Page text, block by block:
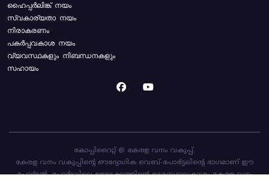
ഹൈപ്പർലിങ്ക് നയം
സ്വകാര്യതാ നയം
നിരാകരണം
പകർപ്പവകാശ നയം
വ്യവസ്ഥകളും നിബന്ധനകളും
സഹായം
കോപ്പിറൈറ്റ് @ കേരള വനം വകുപ്പ്.
കേരള വനം വകുപ്പിന്റെ ഔദ്യോഗിക വെബ്-പോർട്ടലിന്റെ ഭാഗമാണ് ഈ
പോർട്ടൽ. പോർട്ടലിലെ ഉള്ളടക്കത്തിന്റെ ഉടമസ്ഥാവകാശം കേരള വനം